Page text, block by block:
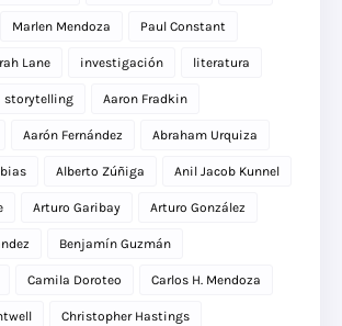
Marlen Mendoza Paul Constant
Lane investigación literatura
storytelling Aaron Fradkin
Aarón Fernández Abraham Urquiza
Alberto Zúñiga Anil Jacob Kunnel
Arturo Garibay Arturo González
Benjamín Guzmán
Camila Doroteo Carlos H. Mendoza
Christopher Hastings